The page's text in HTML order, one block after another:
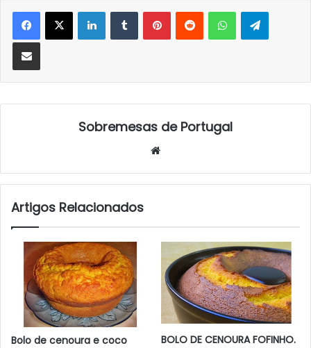
LinkedInTumblrPinterestReddit WhatsApp
Partilhar Via Email
Sobremesas de Portugal
Artigos Relacionados
Bolo de cenoura e coco
BOLO DE CENOURA FOFINHO.